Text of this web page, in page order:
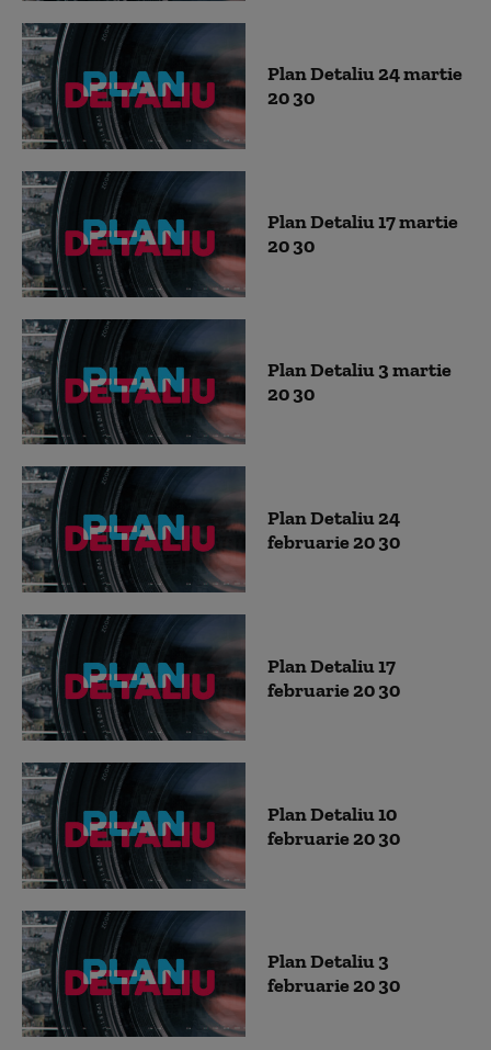
Plan Detaliu 24 martie
20 30
Plan Detaliu 17 martie
20 30
Plan Detaliu 3 martie
20 30
Plan Detaliu 24
februarie 20 30
Plan Detaliu 17
februarie 20 30
Plan Detaliu 10
februarie 20 30
Plan Detaliu 3
februarie 20 30